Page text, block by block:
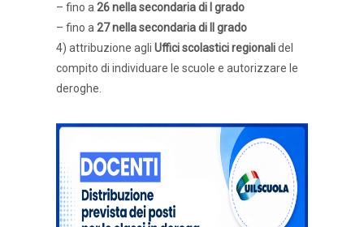
– fino a 26 nella secondaria di I grado
– fino a 27 nella secondaria di II grado
4) attribuzione agli Uffici scolastici regionalidel
compito di individuare le scuole e autorizzare le
deroghe.